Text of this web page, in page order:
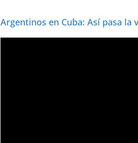
Argentinos en Cuba: Así pasa la